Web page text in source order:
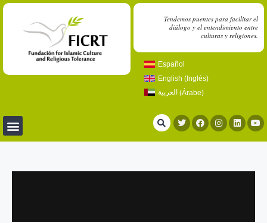
Tendemos puentes para facilitar el
diálogo y el entendimiento entre
culturas y religiones.
Español
English (Inglés)
العربية (Árabe)